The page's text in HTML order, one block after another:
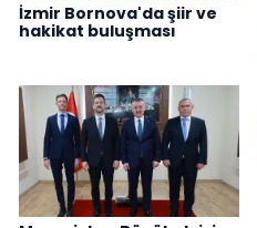
İzmir Bornova'da şiir ve
hakikat buluşması